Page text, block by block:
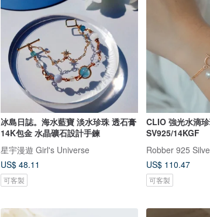
冰島日誌。海水藍寶 淡水珍珠 透石膏
14K包金 水晶礦石設計手鍊
星宇漫遊 Girl's Universe
US$ 48.11
可客製
CLIO 強光水滴
SV925/14KGF
Robber 925
US$ 110.47
可客製